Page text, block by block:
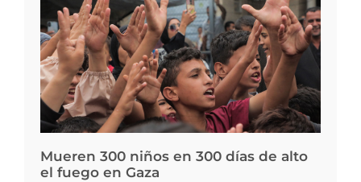
Mueren 300 niños en 300 días de alto
el fuego en Gaza